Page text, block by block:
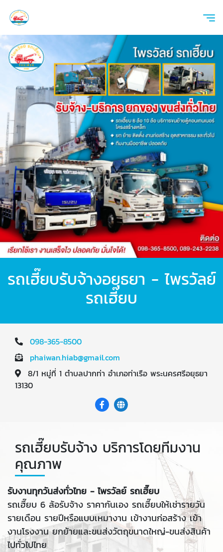
รถเฮี๊ยบรับจ้างอยุธยา - ไพรวัลย์
รถเฮี๊ยบ
098-365-8500
phaiwan.hiab@gmail.com
8/1 หมู่ที่ 1 ตำบลปากท่า อำเภอท่าเรือ พระนครศรีอยุธยา
13130
รถเฮี๊ยบรับจ้าง บริการโดยทีมงาน
คุณภาพ
รับงานทุกวันส่งทั่วไทย - ไพรวัลย์ รถเฮี๊ยบ
รถเฮี๊ยบ 6 ล้อรับจ้าง ราคากันเอง รถเฮี๊ยบให้เช่ารายวัน
รายเดือน รายปีหรือแบบเหมางาน เข้างานก่อสร้าง เข้า
งานโรงงาน ยกย้ายและขนส่งวัตถุขนาดใหญ่-ขนส่งสินค้า
ไปทั่วไปไทย